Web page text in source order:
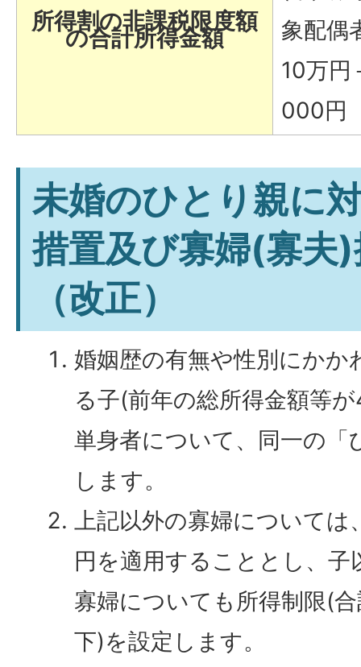
所得割の非課税限度額
の合計所得金額
象配偶
10万円
000円
未婚のひとり親に
措置及び寡婦(寡夫
（改正）
婚姻歴の有無や性別にかか
る子(前年の総所得金額等
単身者について、同一の「
します。
上記以外の寡婦については
円を適用することとし、子
寡婦についても所得制限(
下)を設定します。